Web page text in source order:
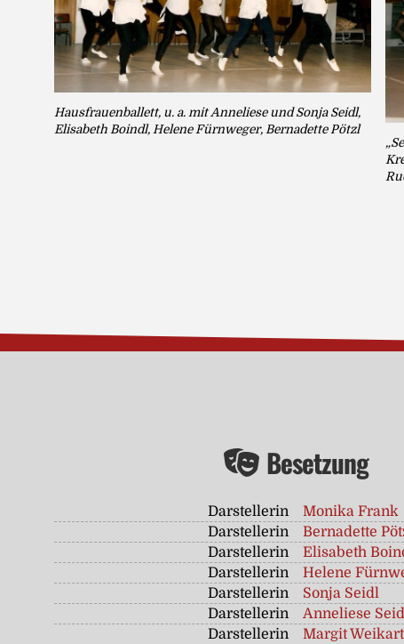
Hausfrauenballett, u. a. mit Anneliese und Sonja Seidl,
Elisabeth Boindl, Helene Fürnweger, Bernadette Pötzl
Besetzung
Darstellerin
Monika Frank
Darstellerin
Bernadette
Darstellerin
Elisabeth
Darstellerin
Helene
Darstellerin
Sonja Seidl
Darstellerin
Anneliese
Darstellerin
Margit